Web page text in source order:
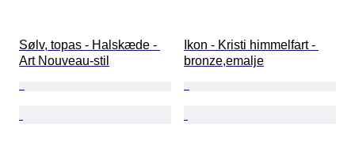
Sølv, topas - Halskæde -
Art Nouveau-stil
Ikon - Kristi himmelfart -
bronze,emalje